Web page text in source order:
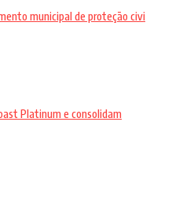
municipal de proteção civi
Platinum e consolidam